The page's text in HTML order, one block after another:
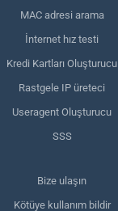
MAC adresi arama
İnternet hız testi
Kredi Kartları Oluşturucu
Rastgele IP üreteci
Useragent Oluşturucu
SSS
Bize ulaşın
Kötüye kullanım bildir